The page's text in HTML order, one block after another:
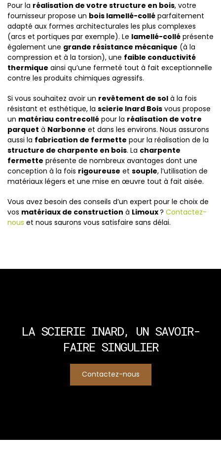
Pour la réalisation de votre structure en bois, votre
fournisseur propose un bois lamellé-collé parfaitement
adapté aux formes architecturales les plus complexes
(arcs et portiques par exemple). Le lamellé-collé présente
également une grande résistance mécanique (à la
compression et à la torsion), une faible conductivité
thermique ainsi qu’une fermeté tout à fait exceptionnelle
contre les produits chimiques agressifs.
Si vous souhaitez avoir un revêtement de sol à la fois
résistant et esthétique, la scierie Inard Bois vous propose
un matériau contrecollé pour la réalisation de votre
parquet à Narbonne et dans les environs. Nous assurons
aussi la fabrication de fermette pour la réalisation de la
structure de charpente en bois. La charpente
fermette présente de nombreux avantages dont une
conception à la fois rigoureuse et souple, l’utilisation de
matériaux légers et une mise en œuvre tout à fait aisée.
Vous avez besoin des conseils d’un expert pour le choix de
vos matériaux de construction à Limoux? Contactez-
nous et nous saurons vous satisfaire sans délai.
LA SCIERIE INARD, UN SAVOIR-
FAIRE SINGULIER
Contactez-nous